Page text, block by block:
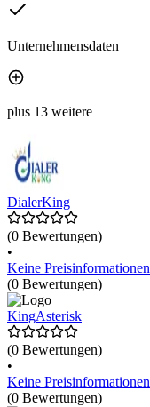
Unternehmensdaten
plus 13 weitere
DialerKing
(0 Bewertungen)
•
Keine Preisinformationen
(0 Bewertungen)
KingAsterisk
(0 Bewertungen)
•
Keine Preisinformationen
(0 Bewertungen)